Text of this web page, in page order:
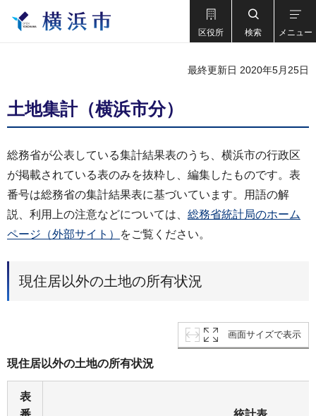
区役所 検索 メニュー
最終更新日 2020年5月25日
土地集計（横浜市分）
総務省が公表している集計結果表のうち、横浜市の行政区
が掲載されている表のみを抜粋し、編集したものです。表
番号は総務省の集計結果表に基づいています。用語の解
説、利用上の注意などについては、 総務省統計局のホーム
ページ（外部サイト）
をご覧ください。
現住居以外の土地の所有状況
画面サイズで表示
現住居以外の土地の所有状況
表